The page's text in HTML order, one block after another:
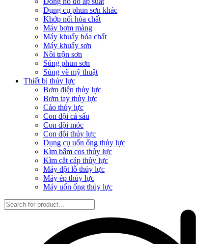
Dụng cụ phun sơn khác
Khớp nối hóa chất
Máy bơm màng
Máy khuấy hóa chất
Máy khuấy sơn
Nồi trộn sơn
Súng phun sơn
Súng vẽ mỹ thuật
Thiết bị thủy lực
Bơm điện thủy lực
Bơm tay thủy lực
Cảo thủy lực
Con đội cá sấu
Con đội móc
Con đội thủy lực
Dụng cụ uốn ống thủy lực
Kìm bấm cos thủy lực
Kìm cắt cáp thủy lực
Máy đột lỗ thủy lực
Máy ép thủy lực
Máy uốn ống thủy lực